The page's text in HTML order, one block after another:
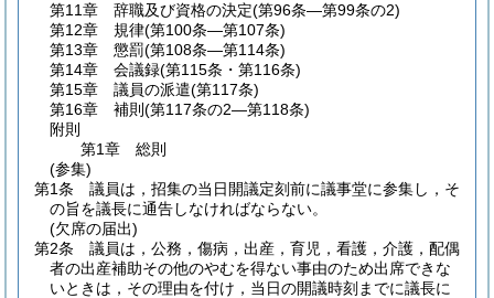
第11章
辞職及び資格の決定(第96条―第99条の2)
第12章
規律(第100条―第107条)
第13章
懲罰(第108条―第114条)
第14章
会議録(第115条・第116条)
第15章
議員の派遣(第117条)
第16章
補則 (第117条の2―第118条)
附則
第1章
総則
(参集)
第1条
議員は，招集の当日開議定刻前に議事堂に参集し，そ
の旨を議長に通告しなければならない。
(欠席の届出)
第2条
議員は，公務，傷病，出産，育児，看護，介護，配偶
者の出産補助その他のやむを得ない事由のため出席できな
いときは，その理由を付け，当日の開議時刻までに議長に